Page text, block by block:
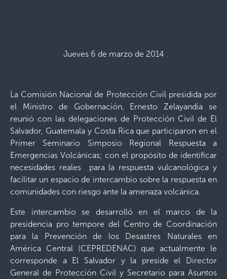
Jueves 6 de marzo de 2014
La Comisión Nacional de Protección Civil presidida por
el Ministro de Gobernación, Ernesto Zelayandia se
reunió con las delegaciones de Protección Civil de El
Salvador, Guatemala y Costa Rica que participaron en el
Primer Seminario Simposio Regional Respuesta a
Emergencias Volcánicas; con el propósito de identificar
necesidades reales para la respuesta vulcanológica y
facilitar un espacio de intercambio sobre la respuesta en
comunidades con riesgo ante la amenaza volcánica.
Este intercambio se desarrolló en el marco de la
presidencia pro tempore del Centro de Coordinación
para la Prevención de los Desastres Naturales en
América Central (CEPREDENAC) que actualmente le
corresponde a El Salvador y la preside el Director
General de Protección Civil y Secretario para Asuntos